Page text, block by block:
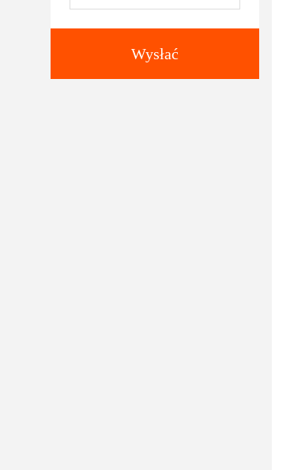
Wysłać